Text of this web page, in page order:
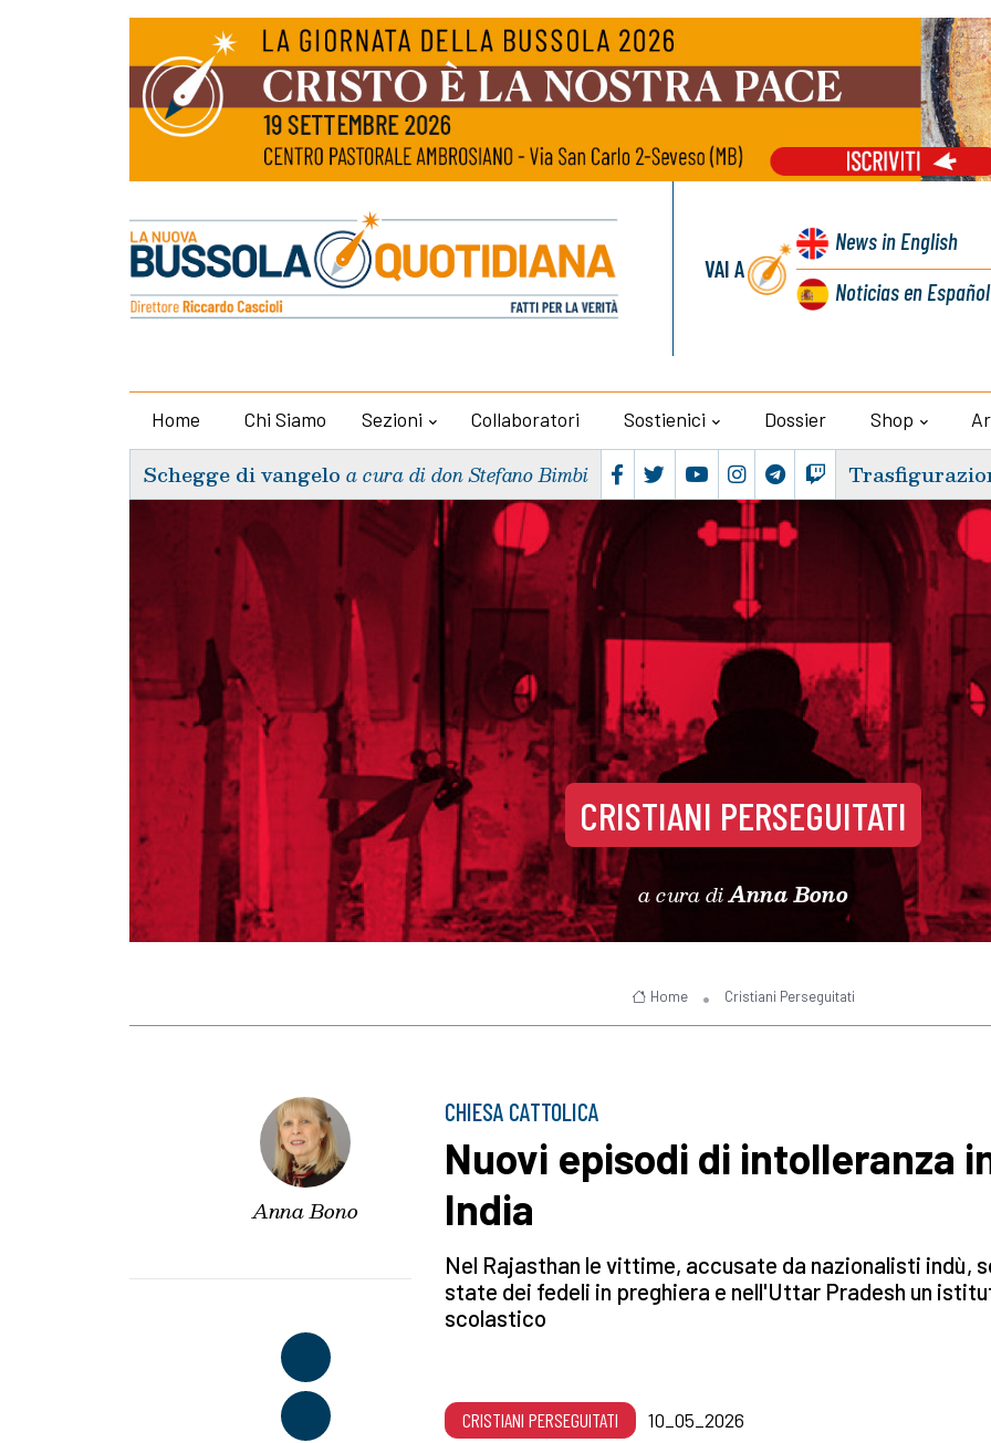
VAI A
Newsin English
Noticiasen Español
Home Chi Siamo Sezioni Collaboratori Sostienici Dossier Shop
Schegge di vangelo a cura di don Stefano Bimbi
CRISTIANI PERSEGUITATI
a cura diAnna Bono
Home Cristiani Perseguitati
Anna Bono
CHIESA CATTOLICA
Nuovi episodi di intolleranza
India
Nel Rajasthan le vittime, accusate da nazionalisti indù,
state dei fedeli in preghiera e nell'Uttar Pradesh un
scolastico
CRISTIANI PERSEGUITATI 10_05_2026